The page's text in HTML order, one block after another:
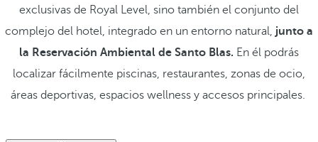
exclusivas de Royal Level, sino también el conjunto del
complejo del hotel, integrado en un entorno natural, junto a
la Reservación Ambiental de Santo Blas. En él podrás
localizar fácilmente piscinas, restaurantes, zonas de ocio,
áreas deportivas, espacios wellness y accesos principales.